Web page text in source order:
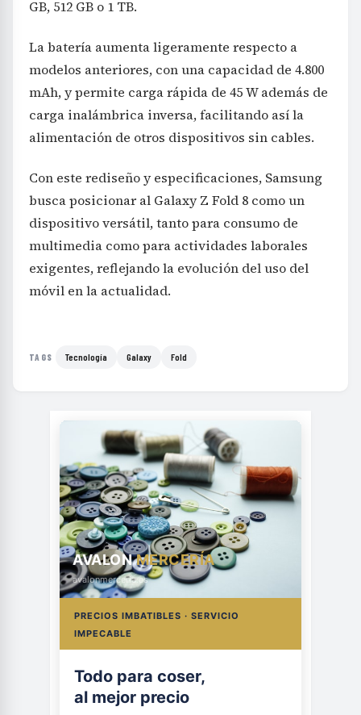
GB, 512 GB o 1 TB.
La batería aumenta ligeramente respecto a
modelos anteriores, con una capacidad de 4.800
mAh, y permite carga rápida de 45 W además de
carga inalámbrica inversa, facilitando así la
alimentación de otros dispositivos sin cables.
Con este rediseño y especificaciones, Samsung
busca posicionar al Galaxy Z Fold 8 como un
dispositivo versátil, tanto para consumo de
multimedia como para actividades laborales
exigentes, reflejando la evolución del uso del
móvil en la actualidad.
TAGS Tecnología Galaxy Fold
AVALONMERCERÍA
avalonmerceria.es
PRECIOS IMBATIBLES · SERVICIO
IMPECABLE
Todo para coser,
al mejor precio